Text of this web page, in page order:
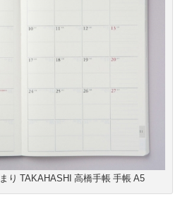
り TAKAHASHI 高橋手帳 手帳 A5